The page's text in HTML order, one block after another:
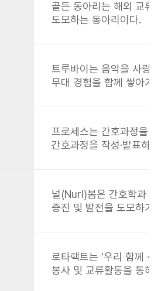
골든 동아리는 해외 교류
도모하는 동아리이다.
트루바이는 음악을 사랑
무대 경험을 함께 쌓아가
프로세스는 간호과정을
간호과정을 작성·발표하
널(Nurl)봄은 간호학과
증진 및 발전을 도모하기
로타랙트는 '우리 함께 선
봉사 및 교류활동을 통해